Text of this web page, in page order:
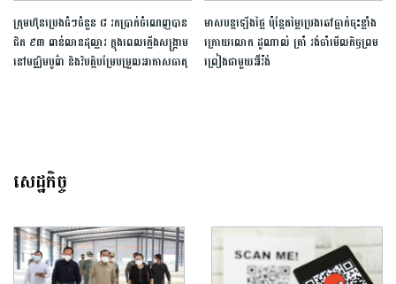
ក្រុមហ៊ុនប្រេងធំៗចំនួន ៨ រកប្រាក់ចំណេញបាន
ជិត ៩៣ ពាន់លានដុល្លារ ក្នុងពេលភ្លើងសង្គ្រាម
នៅមជ្ឈិមបូព៌ា និងវិបត្តិបម្រែបម្រួលអាកាសធាតុ
មាសបន្តឡើងថ្លៃ ប៉ុន្តែតម្លៃប្រេងឆៅធ្លាក់ចុះខ្លាំង
ក្រោយលោក ដូណាល់ ត្រាំ រង់ចាំមើលកិច្ចព្រម
ព្រៀងជាមួយអ៊ីរ៉ង់
សេដ្ឋកិច្ច